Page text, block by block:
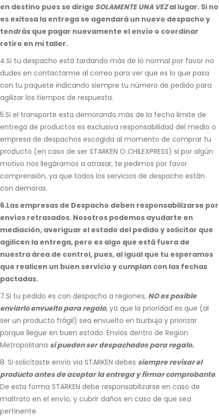
en destino pues se dirige SOLAMENTEUNA VEZal lugar. Si no
es exitosa la entrega se agendará un nuevo despacho y
tendrás que pagar nuevamente el envío o coordinar
retiro en mi taller.
4.Si tu despacho está tardando más de lo normal por favor no
dudes en contactarme al correo para ver que es lo que pasa
con tu paquete indicando siempre tu número de pedido para
agilizar los tiempos de respuesta.
5.Si el transporte esta demorando más de la fecha limite de
entrega de productos es exclusiva responsabilidad del medio o
empresa de despachos escogida al momento de comprar tu
producto (en caso de ser STARKEN O CHILEXPRESS) si por algún
motivo nos llegáramos a atrasar, te pedimos por favor
comprensión, ya que todos los servicios de despacho están
con demoras.
6.Las empresas de Despacho deben responsabilizarse por
envíos retrasados. Nosotros podemos ayudarte en
mediación, averiguar el estado del pedido y solicitar que
agilicen la entrega, pero es algo que está fuera de
nuestra área de control, pues, al igual que tu esperamos
que realicen un buen servicio y cumplan con las fechas
pactadas.
7.Si tu pedido es con despacho a regiones, NO es posible
enviarlo envuelto para regalo, ya que la prioridad es que (al
ser un producto frágil) sea envuelto en burbuja y priorizar
porque llegue en buen estado. Envios dentro de Region
Metropolitana si pueden ser despachados para regalo.
8. Si solicitaste envío via STARKEN debes siempre revisar el
producto antes de aceptar la entrega y firmar comprobante.
De esta forma STARKEN debe responsabilizarse en caso de
maltrato en el envío, y cubrir daños en caso de que sea
pertinente.